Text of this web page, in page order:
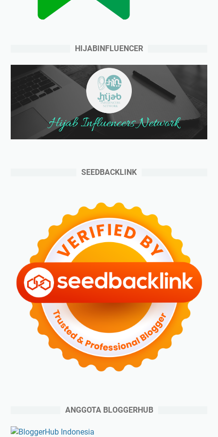
HIJABINFLUENCER
SEEDBACKLINK
ANGGOTA BLOGGERHUB